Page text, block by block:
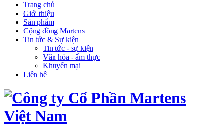
Trang chủ
Giới thiệu
Sản phẩm
Cộng đồng Martens
Tin tức & Sự kiện
Tin tức - sự kiện
Văn hóa - ẩm thực
Khuyến mại
Liên hệ